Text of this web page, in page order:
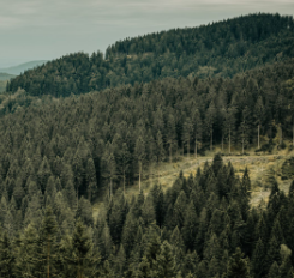
信息
支付二维码...